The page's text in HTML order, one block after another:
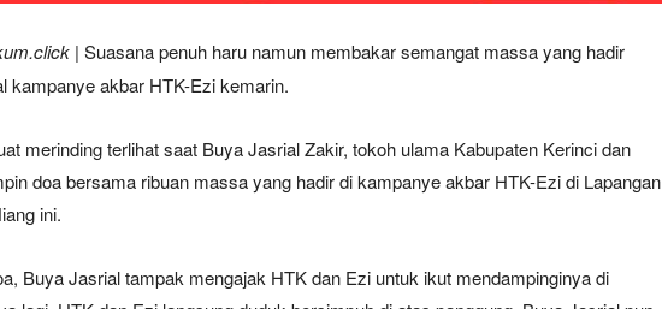
| Suasana penuh haru namun membakar semangat massa yang hadir
kampanye akbar HTK-Ezi kemarin.
merinding terlihat saat Buya Jasrial Zakir, tokoh ulama Kabupaten Kerinci dan
doa bersama ribuan massa yang hadir di kampanye akbar HTK-Ezi di Lapangan
ini.
Buya Jasrial tampak mengajak HTK dan Ezi untuk ikut mendampinginya di